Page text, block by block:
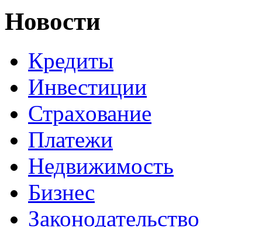
Новости
Кредиты
Инвестиции
Страхование
Платежи
Недвижимость
Бизнес
Законодательство